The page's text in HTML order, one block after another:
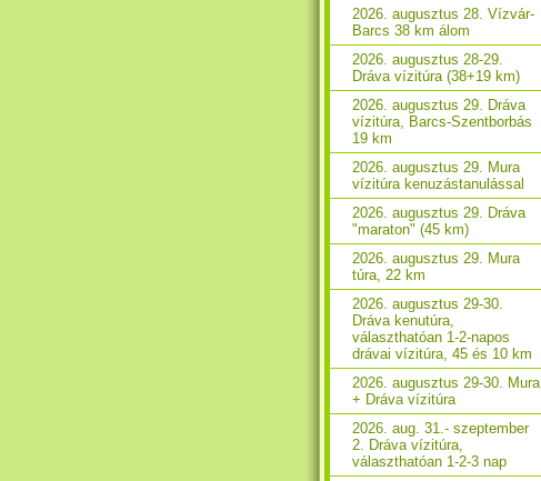
2026. augusztus 28. Vízvár-
Barcs 38 km álom
2026. augusztus 28-29.
Dráva vízitúra (38+19 km)
2026. augusztus 29. Dráva
vízitúra, Barcs-Szentborbás
19 km
2026. augusztus 29. Mura
vízitúra kenuzástanulással
2026. augusztus 29. Dráva
"maraton" (45 km)
2026. augusztus 29. Mura
túra, 22 km
2026. augusztus 29-30.
Dráva kenutúra,
választhatóan 1-2-napos
drávai vízitúra, 45 és 10 km
2026. augusztus 29-30. Mura
+ Dráva vízitúra
2026. aug. 31.- szeptember
2. Dráva vízitúra,
választhatóan 1-2-3 nap